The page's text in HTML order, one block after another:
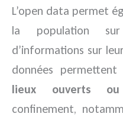
L’open data permet
la population
d’informations sur
données
lieux ouverts
confinement,